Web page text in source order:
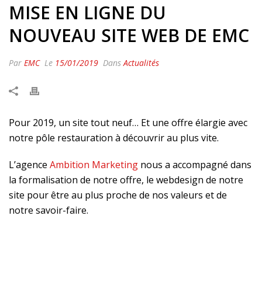
MISE EN LIGNE DU
NOUVEAU SITE WEB DE EMC
Par EMC Le 15/01/2019 DansActualités
Pour 2019, un site tout neuf… Et une offre élargie avec
notre pôle restauration à découvrir au plus vite.
L’agence Ambition Marketing nous a accompagné dans
la formalisation de notre offre, le webdesign de notre
site pour être au plus proche de nos valeurs et de
notre savoir-faire.